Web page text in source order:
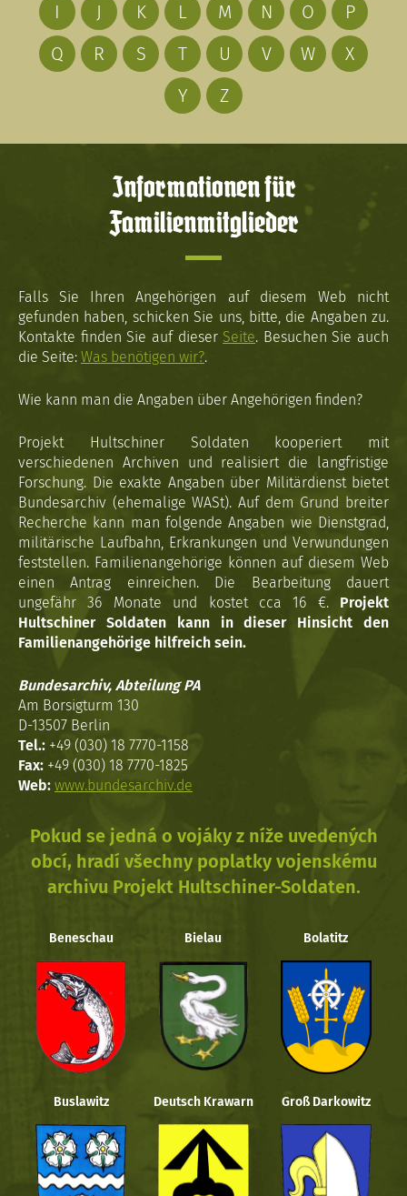
I
J K L M N O
P
Q
R S T U V W
X
Y
Z
Informationen für
Familienmitglieder
Falls Sie Ihren Angehörigen auf diesem Web nicht
gefunden haben, schicken Sie uns, bitte, die Angaben zu.
Kontakte finden Sie auf dieser Seite. Besuchen Sie auch
die Seite: Was benötigen wir?.
Wie kann man die Angaben über Angehörigen finden?
Projekt Hultschiner Soldaten kooperiert mit
verschiedenen Archiven und realisiert die langfristige
Forschung. Die exakte Angaben über Militärdienst bietet
Bundesarchiv (ehemalige WASt). Auf dem Grund breiter
Recherche kann man folgende Angaben wie Dienstgrad,
militärische Laufbahn, Erkrankungen und Verwundungen
feststellen. Familienangehörige können auf diesem Web
einen Antrag einreichen. Die Bearbeitung dauert
ungefähr 36 Monate und kostet cca 16 €. Projekt
Hultschiner Soldaten kann in dieser Hinsicht den
Familienangehörige hilfreich sein.
Bundesarchiv, Abteilung PA
Am Borsigturm 130
D-13507 Berlin
Tel.: +49 (030) 18 7770-1158
Fax: +49 (030) 18 7770-1825
Web: www.bundesarchiv.de
Pokud se jedná o vojáky z níže uvedených
obcí, hradí všechny poplatky vojenskému
archivu Projekt Hultschiner-Soldaten.
Beneschau Bielau Bolatitz
Buslawitz Deutsch Krawarn Groß Darkowitz